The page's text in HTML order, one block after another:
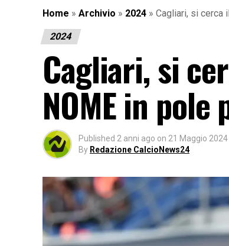
Home » Archivio » 2024 » Cagliari, si cerca
2024
Cagliari, si
NOME in
Published 2 anni ago on 21 Maggio 2024
By Redazione CalcioNews24